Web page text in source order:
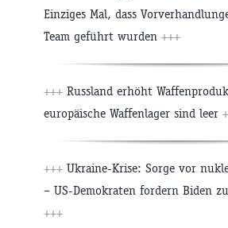
Einziges Mal, dass
Team geführt wurden +++
+++ Russland erhöht
europäische Waffenlager sind leer
+++ Ukraine-Krise: Sorge vor
– US-Demokraten fordern Biden
+++